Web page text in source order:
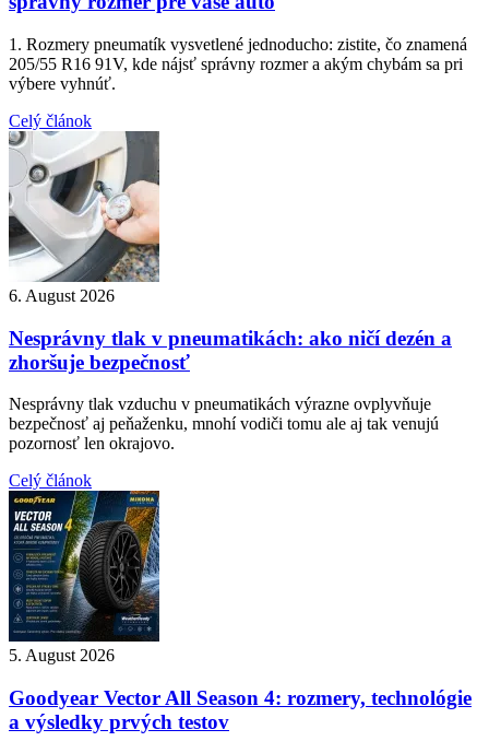
1. Rozmery pneumatík vysvetlené jednoducho: zistite, čo znamená
205/55 R16 91V, kde nájsť správny rozmer a akým chybám sa pri
výbere vyhnúť.
Celý článok
6. August 2026
Nesprávny tlak v pneumatikách: ako ničí dezén a
zhoršuje bezpečnosť
Nesprávny tlak vzduchu v pneumatikách výrazne ovplyvňuje
bezpečnosť aj peňaženku, mnohí vodiči tomu ale aj tak venujú
pozornosť len okrajovo.
Celý článok
5. August 2026
Goodyear Vector All Season 4: rozmery, technológie
a výsledky prvých testov